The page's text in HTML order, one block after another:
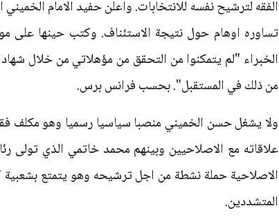
تساوره اوهام حول نتيجة الاستئناف. وكتب حينها على
الخبراء "لم يتمكنوا من التحقق من مؤهلاتي من خلال
من ذلك في المستقبل". بحسب فرانس برس.
ولا يشغل حسن الخميني منصبا سياسيا رسميا وهو مكلف
الاصلاحية حملة نشطة من اجل ترشيحه وهو يتمتع بشعبية
المتشددين.